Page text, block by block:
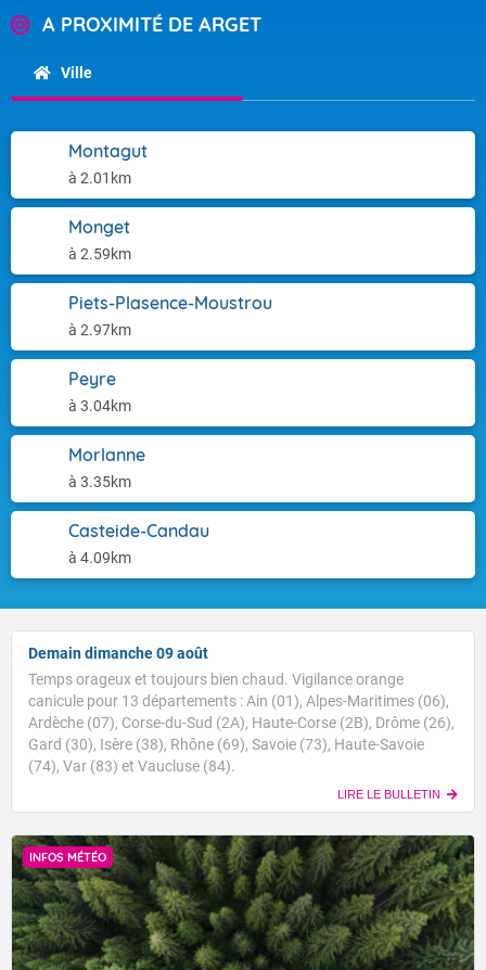
A PROXIMITÉ DE ARGET
Ville
Montagut
à 2.01km
Monget
à 2.59km
Piets-Plasence-Moustrou
à 2.97km
Peyre
à 3.04km
Morlanne
à 3.35km
Casteide-Candau
à 4.09km
Demain dimanche 09 août
Temps orageux et toujours bien chaud. Vigilance orange
canicule pour 13 départements : Ain (01), Alpes-Maritimes (06),
Ardèche (07), Corse-du-Sud (2A), Haute-Corse (2B), Drôme (26),
Gard (30), Isère (38), Rhône (69), Savoie (73), Haute-Savoie
(74), Var (83) et Vaucluse (84).
LIRE LE BULLETIN
INFOS MÉTÉO